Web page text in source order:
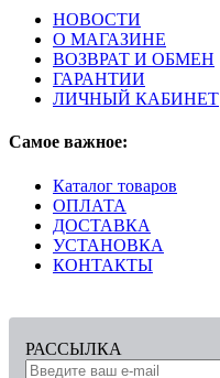
НОВОСТИ
О МАГАЗИНЕ
ВОЗВРАТ И ОБМЕН
ГАРАНТИИ
ЛИЧНЫЙ КАБИНЕТ
Самое важное:
Каталог товаров
ОПЛАТА
ДОСТАВКА
УСТАНОВКА
КОНТАКТЫ
РАССЫЛКА